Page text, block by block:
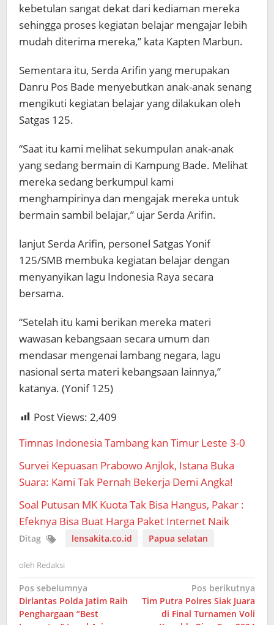
kebetulan sangat dekat dari kediaman mereka
sehingga proses kegiatan belajar mengajar lebih
mudah diterima mereka,” kata Kapten Marbun.
Sementara itu, Serda Arifin yang merupakan
Danru Pos Bade menyebutkan anak-anak senang
mengikuti kegiatan belajar yang dilakukan oleh
Satgas 125.
“Saat itu kami melihat sekumpulan anak-anak
yang sedang bermain di Kampung Bade. Melihat
mereka sedang berkumpul kami
menghampirinya dan mengajak mereka untuk
bermain sambil belajar,” ujar Serda Arifin.
lanjut Serda Arifin, personel Satgas Yonif
125/SMB membuka kegiatan belajar dengan
menyanyikan lagu Indonesia Raya secara
bersama.
“Setelah itu kami berikan mereka materi
wawasan kebangsaan secara umum dan
mendasar mengenai lambang negara, lagu
nasional serta materi kebangsaan lainnya,”
katanya. (Yonif 125)
Post Views: 2,409
Timnas Indonesia Tambang kan Timur Leste 3-0
Survei Kepuasan Prabowo Anjlok, Istana Buka
Suara: Kami Tak Pernah Bekerja Demi Angka!
Soal Putusan MK Kuota Tak Bisa Hangus, Pakar :
Efeknya Bisa Buat Harga Paket Internet Naik
Ditag lensakita.co.id Papua selatan
oleh Redaksi
Navigasi
pos
Pos sebelumnya
Dirlantas Polda Jatim Raih
Penghargaan “Best
Pos berikutnya
Tim Putra Polres Siak Juara
di Final Turnamen Voli